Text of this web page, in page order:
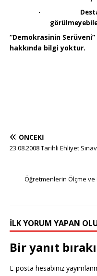
·
“Demokrasinin
hakkında bilgi yoktur.
ÖNCEKI
23.08.2008 Tarihli Ehliyet
Öğretmenlerin Ölçme
İLK YORUM YAPAN
Bir yanıt
E-posta hesabınız